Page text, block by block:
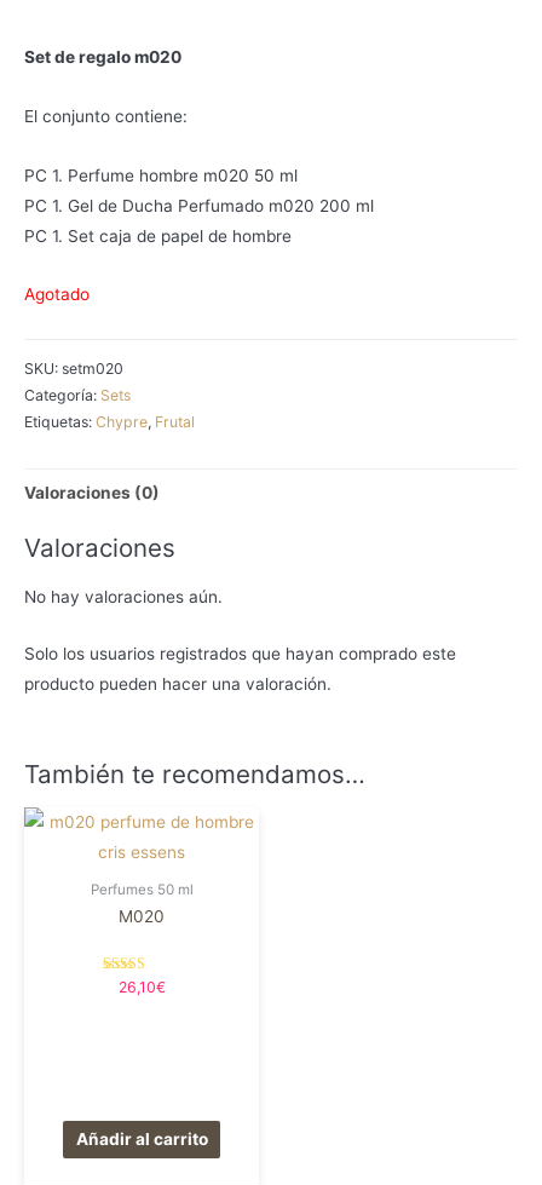
Set de regalo m020
El conjunto contiene:
PC 1. Perfume hombre m020 50 ml
PC 1. Gel de Ducha Perfumado m020 200 ml
PC 1. Set caja de papel de hombre
Agotado
SKU: setm020
Categoría: Sets
Etiquetas: Chypre, Frutal
Valoraciones (0)
Valoraciones
No hay valoraciones aún.
Solo los usuarios registrados que hayan comprado este
producto pueden hacer una valoración.
También te recomendamos…
Perfumes 50 ml
M020
Valorado en
5.00
26,10€
Añadir al carrito